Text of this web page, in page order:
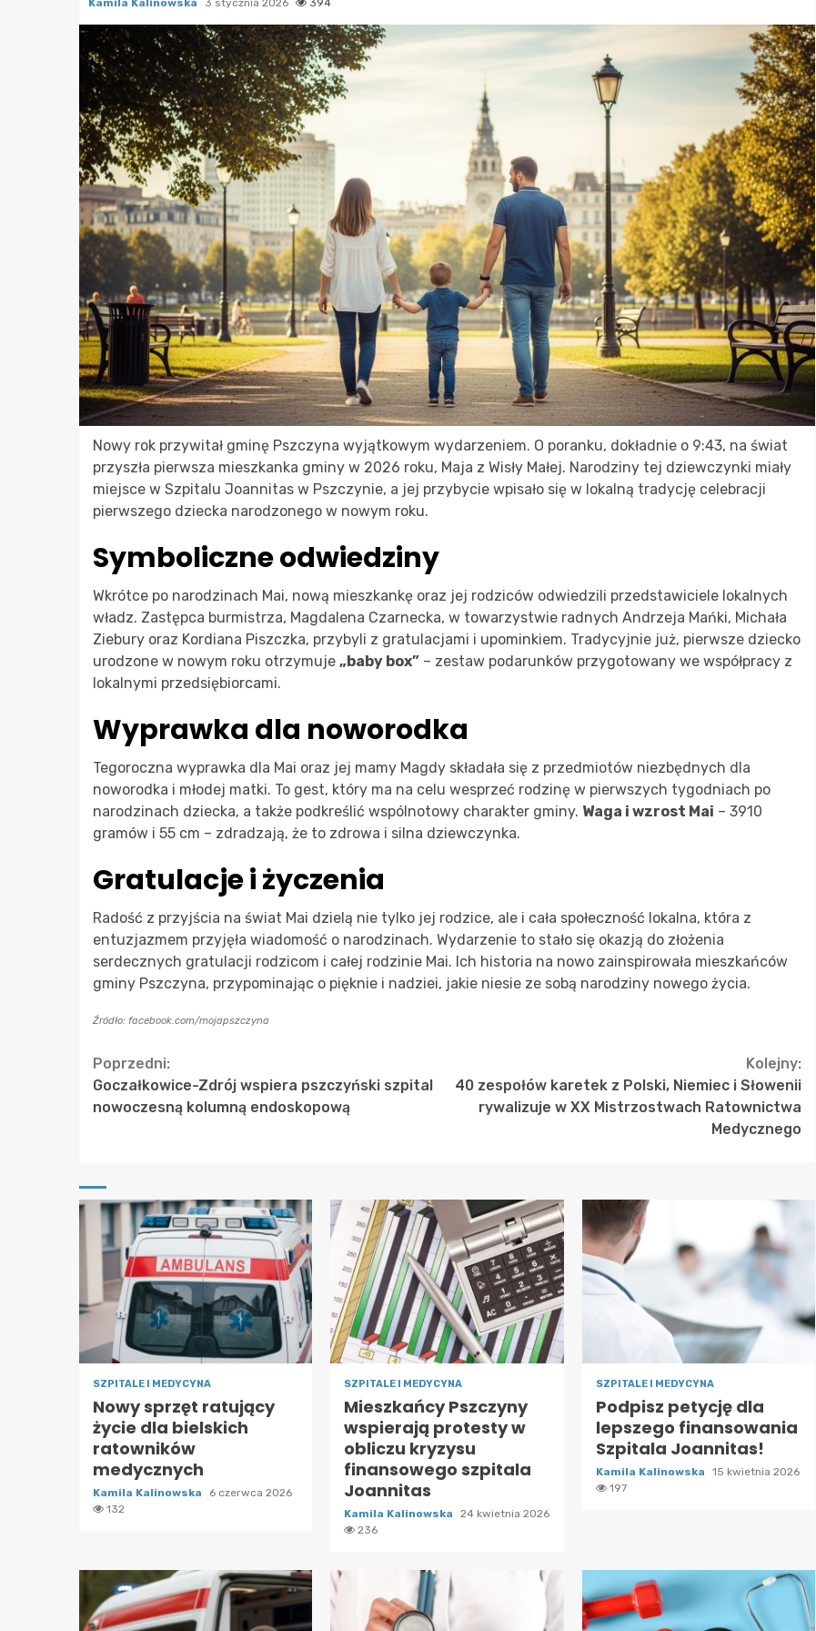
Kamila Kalinowska 3 stycznia 2026 394
Nowy rok przywitał gminę Pszczyna wyjątkowym wydarzeniem. O poranku, dokładnie o 9:43, na świat
przyszła pierwsza mieszkanka gminy w 2026 roku, Maja z Wisły Małej. Narodziny tej dziewczynki miały
miejsce w Szpitalu Joannitas w Pszczynie, a jej przybycie wpisało się w lokalną tradycję celebracji
pierwszego dziecka narodzonego w nowym roku.
Symboliczne odwiedziny
Wkrótce po narodzinach Mai, nową mieszkankę oraz jej rodziców odwiedzili przedstawiciele lokalnych
władz. Zastępca burmistrza, Magdalena Czarnecka, w towarzystwie radnych Andrzeja Mańki, Michała
Ziebury oraz Kordiana Piszczka, przybyli z gratulacjami i upominkiem. Tradycyjnie już, pierwsze dziecko
urodzone w nowym roku otrzymuje „baby box” – zestaw podarunków przygotowany we współpracy z
lokalnymi przedsiębiorcami.
Wyprawka dla noworodka
Tegoroczna wyprawka dla Mai oraz jej mamy Magdy składała się z przedmiotów niezbędnych dla
noworodka i młodej matki. To gest, który ma na celu wesprzeć rodzinę w pierwszych tygodniach po
narodzinach dziecka, a także podkreślić wspólnotowy charakter gminy. Waga i wzrost Mai – 3910
gramów i 55 cm – zdradzają, że to zdrowa i silna dziewczynka.
Gratulacje i życzenia
Radość z przyjścia na świat Mai dzielą nie tylko jej rodzice, ale i cała społeczność lokalna, która z
entuzjazmem przyjęła wiadomość o narodzinach. Wydarzenie to stało się okazją do złożenia
serdecznych gratulacji rodzicom i całej rodzinie Mai. Ich historia na nowo zainspirowała mieszkańców
gminy Pszczyna, przypominając o pięknie i nadziei, jakie niesie ze sobą narodziny nowego życia.
Źródło: facebook.com/mojapszczyna
Continue
Reading
Poprzedni:
Goczałkowice-Zdrój wspiera pszczyński szpital
nowoczesną kolumną endoskopową
Kolejny:
40 zespołów karetek z Polski, Niemiec i Słowenii
rywalizuje w XX Mistrzostwach Ratownictwa
Medycznego
SZPITALE I MEDYCYNA
Nowy sprzęt ratujący
życie dla bielskich
ratowników
medycznych
Kamila Kalinowska
6 czerwca 2026
132
SZPITALE I MEDYCYNA
Mieszkańcy Pszczyny
wspierają protesty w
obliczu kryzysu
finansowego szpitala
Joannitas
Kamila Kalinowska
24 kwietnia 2026
236
SZPITALE I MEDYCYNA
Podpisz petycję dla
lepszego finansowania
Szpitala Joannitas!
Kamila Kalinowska
15 kwietnia 2026
197